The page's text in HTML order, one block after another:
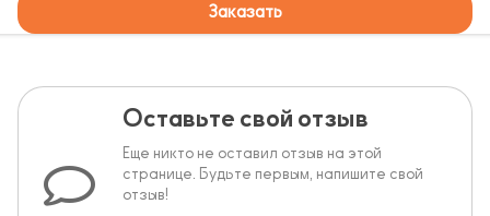
Заказать
Оставьте свой отзыв
Еще никто не оставил отзыв на этой
странице. Будьте первым, напишите свой
отзыв!